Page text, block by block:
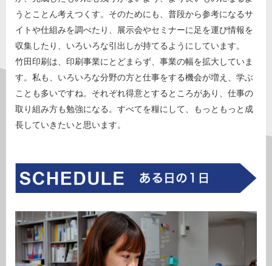
うとことん考えつくす。そのためにも、普段から参考になるサ
イトや仕組みを調べたり、展示会やセミナーに足を運び情報を
収集したり、いろいろな引出しが持てるようにしています。
竹田印刷は、印刷事業にとどまらず、事業の幅を拡大していま
す。私も、いろいろな分野の方と仕事をする機会が増え、学ぶ
ことも多いですね。それぞれ得意とするところがあり、仕事の
取り組み方も勉強になる。すべてを糧にして、もっともっと成
長していきたいと思います。